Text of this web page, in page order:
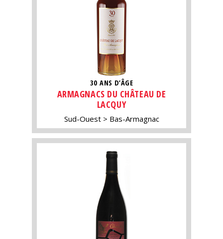
30 ANS D’ÂGE
ARMAGNACS DU CHÂTEAU DE
LACQUY
Sud-Ouest Bas-Armagnac